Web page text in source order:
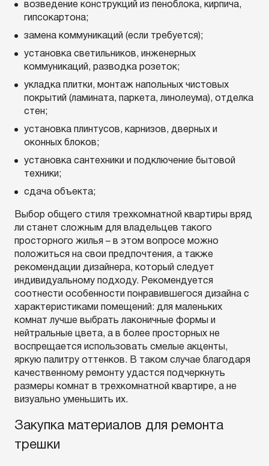
возведение конструкций из пеноблока, кирпича,
гипсокартона;
замена коммуникаций (если требуется);
установка светильников, инженерных
коммуникаций, разводка розеток;
укладка плитки, монтаж напольных чистовых
покрытий (ламината, паркета, линолеума), отделка
стен;
установка плинтусов, карнизов, дверных и
оконных блоков;
установка сантехники и подключение бытовой
техники;
сдача объекта;
Выбор общего стиля трехкомнатной квартиры вряд
ли станет сложным для владельцев такого
просторного жилья – в этом вопросе можно
положиться на свои предпочтения, а также
рекомендации дизайнера, который следует
индивидуальному подходу. Рекомендуется
соотнести особенности понравившегося дизайна с
характеристиками помещений: для маленьких
комнат лучше выбрать лаконичные формы и
нейтральные цвета, а в более просторных не
воспрещается использовать смелые акценты,
яркую палитру оттенков. В таком случае благодаря
качественному ремонту удастся подчеркнуть
размеры комнат в трехкомнатной квартире, а не
визуально уменьшить их.
Закупка материалов для ремонта
трешки